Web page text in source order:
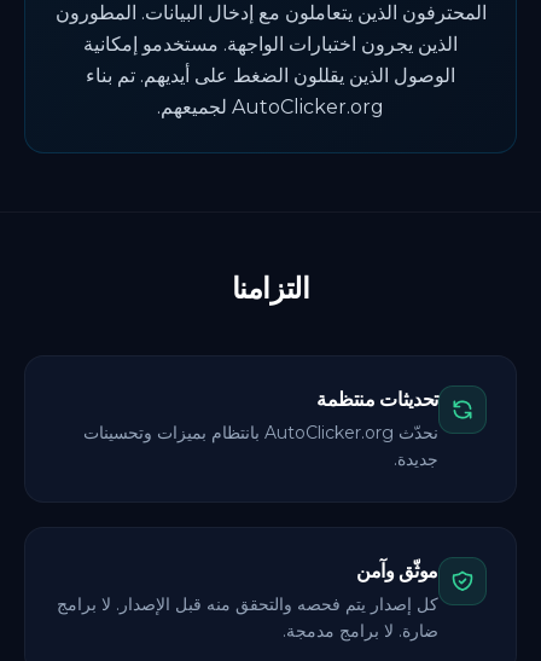
المحترفون الذين يتعاملون مع إدخال البيانات. المطورون
الذين يجرون اختبارات الواجهة. مستخدمو إمكانية
الوصول الذين يقللون الضغط على أيديهم. تم بناء
AutoClicker.org لجميعهم.
التزامنا
تحديثات منتظمة
نحدّث AutoClicker.org بانتظام بميزات وتحسينات
جديدة.
موثّق وآمن
كل إصدار يتم فحصه والتحقق منه قبل الإصدار. لا برامج
ضارة. لا برامج مدمجة.